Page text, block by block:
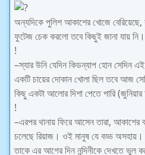
অন্যদিকে পুলিশ আকাশের খোজে বেরিয়েছে,
ফুটেজ চেক করলো তবে কিছুই জানা যায়
!
–স্যার উনি যেদিন কিডন্যাপ হোন সেদিন
একটি চায়ের দোকান খোলা ছিল তবে আজ
কিছু একটা আলোর দিশা পেতে পারি
!
–এরপর থানায় ফিরে আসেন তারা, আকাশের
চলেছে রিয়াজ। ওই মানুষ যে বড্ড অসহায়।
তাকে এর আগের দিন নন্দিনীকে দেখতে ভুল